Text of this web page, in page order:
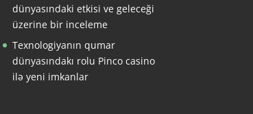
dünyasındaki etkisi ve geleceği
üzerine bir inceleme
Texnologiyanın qumar
dünyasındakı rolu Pinco casino
ilə yeni imkanlar